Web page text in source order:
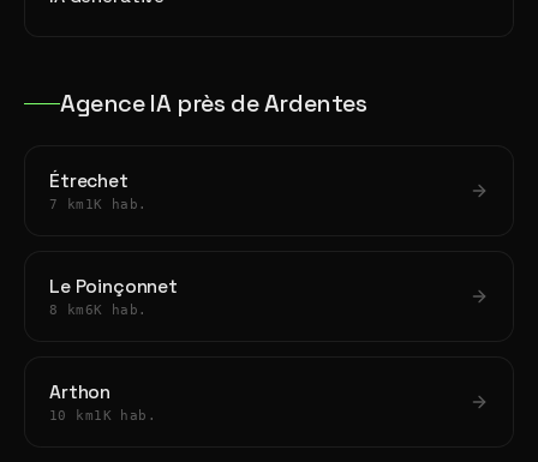
Agence IA près de Ardentes
Étrechet
7 km 1K hab.
Le Poinçonnet
8 km 6K hab.
Arthon
10 km1K hab.